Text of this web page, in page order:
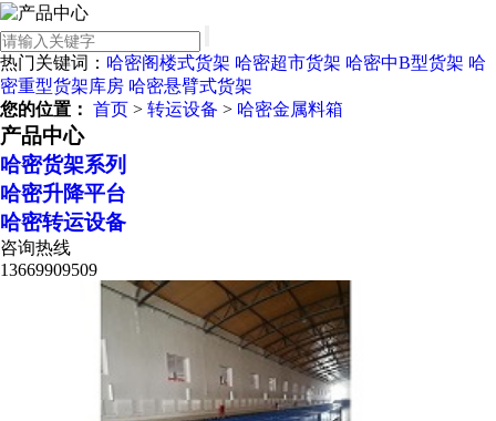
热门关键词： 哈密阁楼式货架 哈密超市货架 哈密中B型货架 哈
密重型货架库房 哈密悬臂式货架
您的位置： 首页 > 转运设备 > 哈密金属料箱
产品中心
哈密货架系列
哈密升降平台
哈密转运设备
咨询热线
13669909509